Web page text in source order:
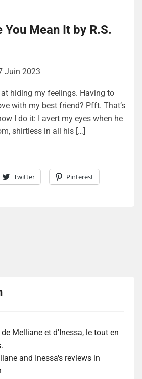
You Mean It by R.S.
Juin 2023
at hiding my feelings. Having to
with my best friend? Pfft. That’s
I do it: I avert my eyes when he
shirtless in all his […]
Twitter Pinterest
Melliane et d'Inessa, le tout en
and Inessa's reviews in